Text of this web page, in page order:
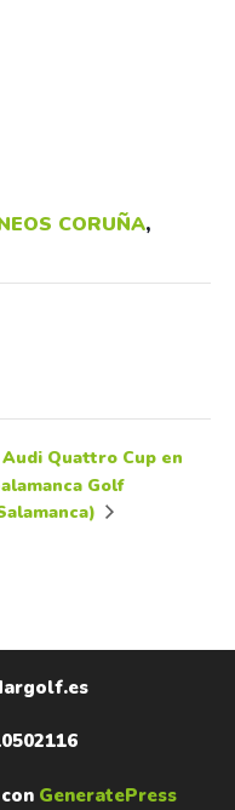
CORUÑA,
Audi Quattro Cup en
Golf
GeneratePress